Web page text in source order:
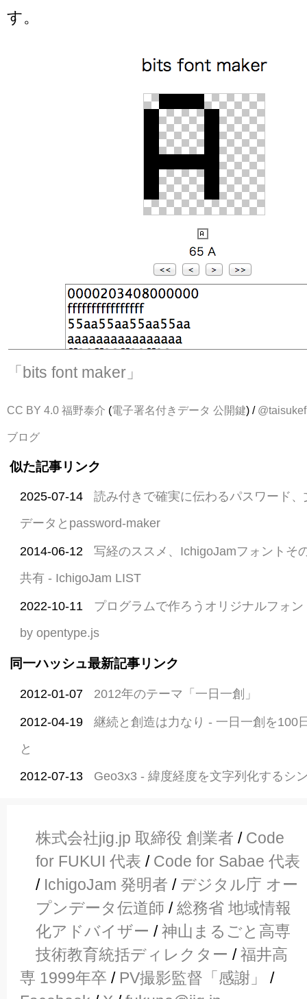
す。
「bits font maker」
CC BY 4.0 福野泰介 (電子署名付きデータ 公開鍵) / @taisukef
ブログ
似た記事リンク
2025-07-14
読み付きで確実に伝わるパスワード
データとpassword-maker
2014-06-12
写経のススメ、IchigoJamフォントそ
共有 - IchigoJam LIST
2022-10-11
プログラムで作ろうオリジナルフォ
by opentype.js
同一ハッシュ最新記事リンク
2012-01-07 2012年のテーマ「一日一創」
2012-04-19
継続と創造は力なり - 一日一創を100
と
2012-07-13 Geo3x3 - 緯度経度を文字列化するシ
株式会社jig.jp 取締役 創業者 / Code
for FUKUI 代表 / Code for Sabae 代表
/ IchigoJam 発明者 / デジタル庁 オー
プンデータ伝道師 /総務省 地域情報
化アドバイザー /神山まるごと高専
技術教育統括ディレクター /福井高
専 1999年卒 / PV撮影監督「感謝」
/